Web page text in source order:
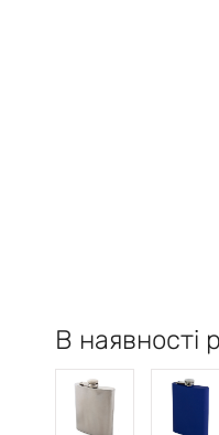
В наявності